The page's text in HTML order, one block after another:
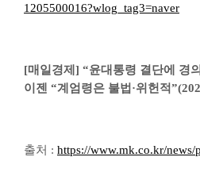
1205500016?wlog_tag3=naver
[매일경제] “윤대통령 결단에 경
이젠 “계엄령은 불법·위헌적
출처 : https://www.mk.co.kr/news/